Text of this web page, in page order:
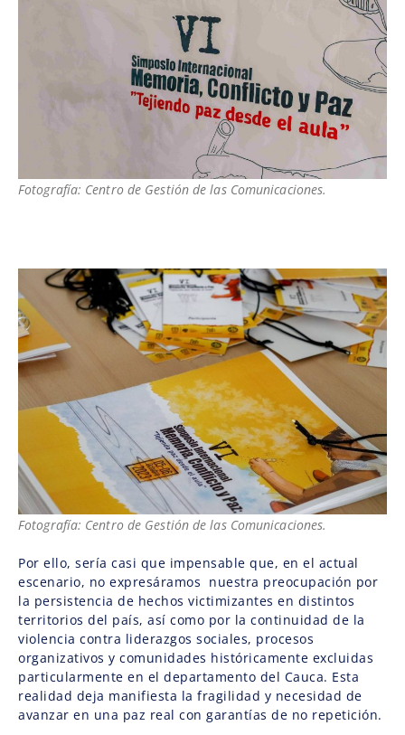
Fotografía: Centro de Gestión de las Comunicaciones.
Fotografía: Centro de Gestión de las Comunicaciones.
Por ello, sería casi que impensable que, en el actual
escenario, no expresáramos nuestra preocupación por
la persistencia de hechos victimizantes en distintos
territorios del país, así como por la continuidad de la
violencia contra liderazgos sociales, procesos
organizativos y comunidades históricamente excluidas
particularmente en el departamento del Cauca. Esta
realidad deja manifiesta la fragilidad y necesidad de
avanzar en una paz real con garantías de no repetición.